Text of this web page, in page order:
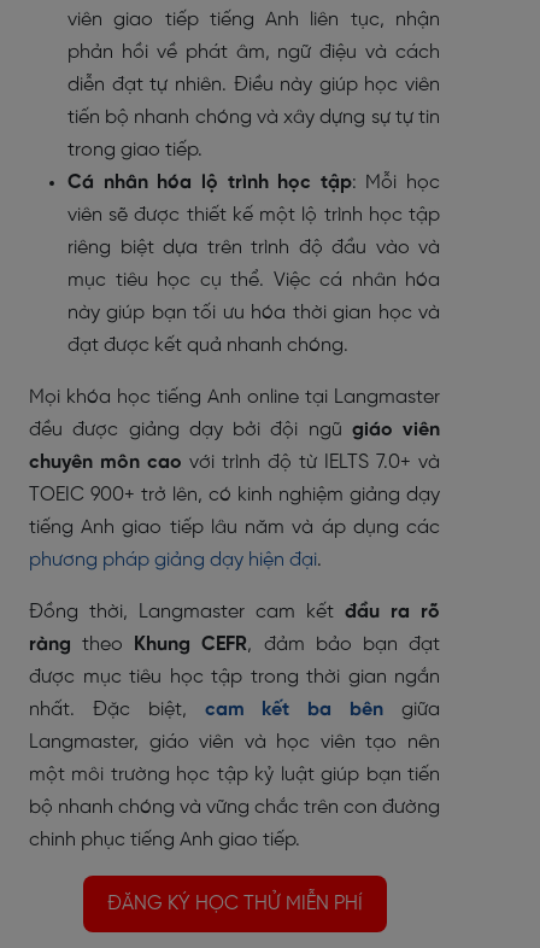
viên giao tiếp tiếng Anh liên tục, nhận
phản hồi về phát âm, ngữ điệu và cách
diễn đạt tự nhiên. Điều này giúp học viên
tiến bộ nhanh chóng và xây dựng sự tự tin
trong giao tiếp.
Cá nhân hóa lộ trình học tập: Mỗi học
viên sẽ được thiết kế một lộ trình học tập
riêng biệt dựa trên trình độ đầu vào và
mục tiêu học cụ thể. Việc cá nhân hóa
này giúp bạn tối ưu hóa thời gian học và
đạt được kết quả nhanh chóng.
Mọi khóa học tiếng Anh online tại Langmaster
đều được giảng dạy bởi đội ngũ giáo viên
chuyên môn cao với trình độ từ IELTS 7.0+ và
TOEIC 900+ trở lên, có kinh nghiệm giảng dạy
tiếng Anh giao tiếp lâu năm và áp dụng các
phương pháp giảng dạy hiện đại.
Đồng thời, Langmaster cam kết đầu ra rõ
ràng theo KhungCEFR, đảm bảo bạn đạt
được mục tiêu học tập trong thời gian ngắn
nhất. Đặc biệt, cam kết ba bên giữa
Langmaster, giáo viên và học viên tạo nên
một môi trường học tập kỷ luật giúp bạn tiến
bộ nhanh chóng và vững chắc trên con đường
chinh phục tiếng Anh giao tiếp.
ĐĂNG KÝ HỌC THỬ MIỄN PHÍ